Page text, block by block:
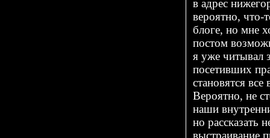
в адрес
вероятно, что-
блоге, но мне
постом
я уже читывал
посетивших
становятся
Вероятно, не
наши
но рассказать
выстраивание